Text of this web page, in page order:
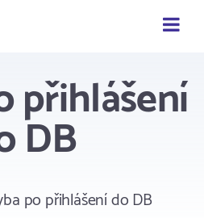
přihlášení
DB
po přihlášení do DB